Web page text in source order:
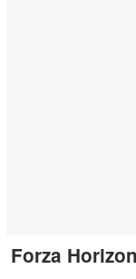
Forza